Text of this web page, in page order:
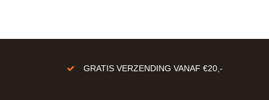
GRATIS VERZENDING VANAF €20,-